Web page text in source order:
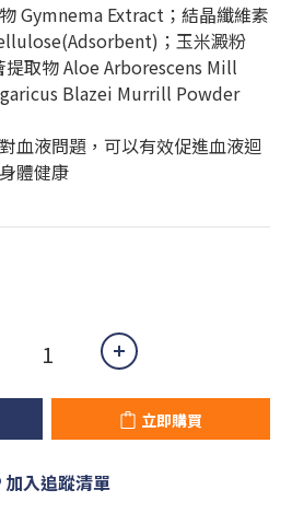
Gymnema Extract；結晶纖維素
；玉米澱粉
取物 Aloe Arborescens Mill
Blazei Murrill Powder
血液問題，可以有效促進血液迴
體健康
立即購買
加入追蹤清單